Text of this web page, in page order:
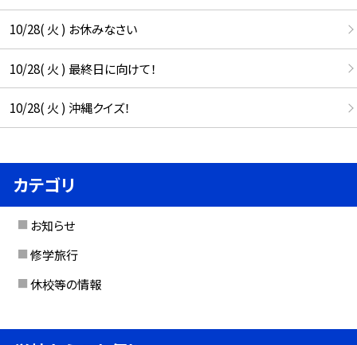
10/28( 火 ) お休みなさい
10/28( 火 ) 最終日に向けて！
10/28( 火 ) 沖縄クイズ！
カテゴリ
お知らせ
修学旅行
休校等の情報